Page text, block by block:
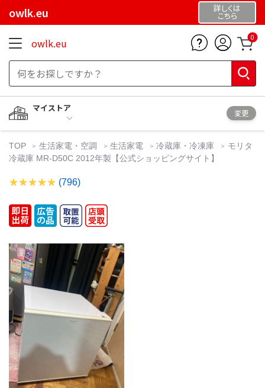
owlk.eu 詳しくは
こちら
owlk.eu 0
マイストア
変更
TOP 生活家電・空調 生活家電 冷蔵庫・冷凍庫
モリタ
冷蔵庫 MR-D50C 2012年製【公式ショッピングサイト】
(796)